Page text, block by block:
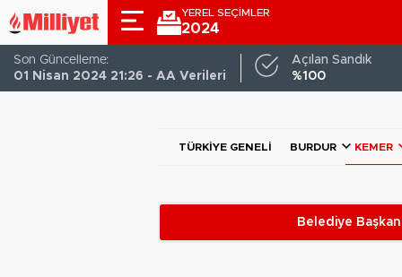
YEREL SEÇİMLER
2024
Son Güncelleme:
01 Nisan 2024 21:26 - AA Verileri
Açılan Sandık
%100
TÜRKIYE GENELI BURDUR KEMER
Belediye